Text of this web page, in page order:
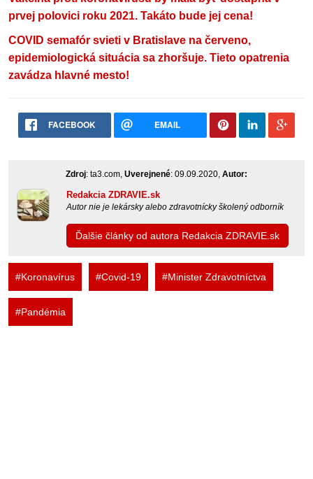
prvej polovici roku 2021. Takáto bude jej cena!
COVID semafór svieti v Bratislave na červeno,
epidemiologická situácia sa zhoršuje. Tieto opatrenia
zavádza hlavné mesto!
FACEBOOK EMAIL
Zdroj: ta3.com, Uverejnené: 09.09.2020, Autor:
Redakcia ZDRAVIE.sk
Autor nie je lekársky alebo zdravotnícky školený odborník
Ďalšie články od autora Redakcia ZDRAVIE.sk
#Koronavírus #Covid-19 #Minister Zdravotníctva
#Pandémia